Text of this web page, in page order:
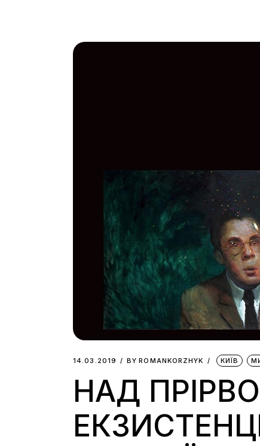
14.03.2019 BY ROMANKORZHYK КИЇВ
НАД